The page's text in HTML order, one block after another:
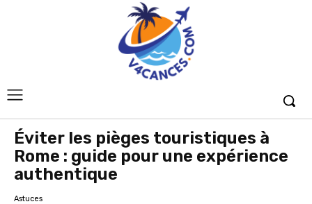
Éviter les pièges touristiques à
Rome : guide pour une expérience
authentique
Astuces